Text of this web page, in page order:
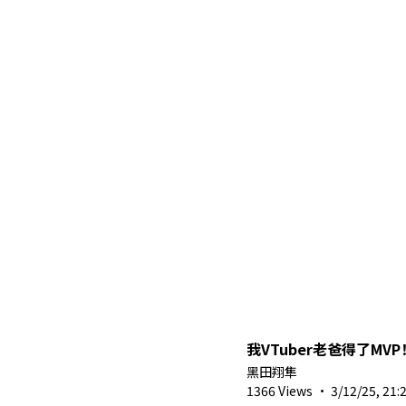
我VTuber老爸得了MVP
黑田翔隼
1366 Views · 3/12/25,